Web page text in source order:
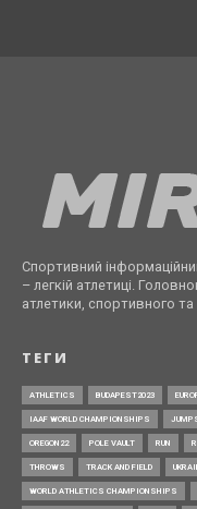
Спортивний
– легкій атлетиці.
атлетики, спортивного
ТЕГИ
ATHLETICS BUDAPEST2023
IAAF WORLD CHAMPIONSHIPS
OREGON22 POLE VAULT RUN
THROWS TRACK AND FIELD
WORLD ATHLETICS CHAMPIONSHIPS